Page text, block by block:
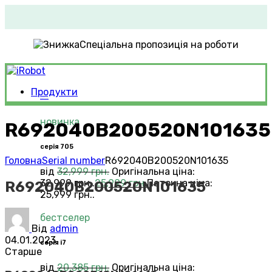
Спеціальна пропозиція на роботи
Продукти
новинка
серія 705
від 32,999грн. Оригінальна ціна:
32,999 грн..25,999грн.Поточна ціна:
25,999 грн..
бестселер
серія i7
від 20,385грн. Оригінальна ціна:
R692040B200520N101635
ГоловнаSerial numberR692040B200520N101635
R692040B200520N101635
Від admin
04.01.2023
Старше